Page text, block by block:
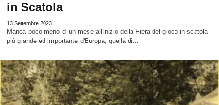
in Scatola
13 Settembre 2023
Manca poco meno di un mese all'inizio della Fiera del gioco in scatola
più grande ed importante d'Europa, quella di…